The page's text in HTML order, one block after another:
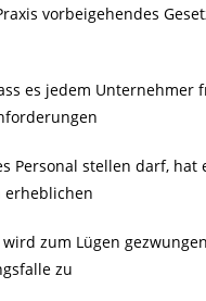
vorbeigehendes
es jedem Unternehmer
Personal stellen darf, hat
erheblichen
zum Lügen
zu